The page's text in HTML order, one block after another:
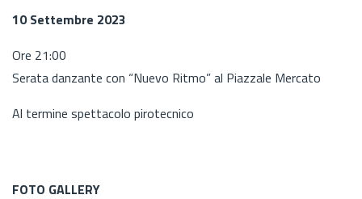
10 Settembre 2023
Ore 21:00
Serata danzante con “Nuevo Ritmo” al Piazzale Mercato
Al termine spettacolo pirotecnico
FOTO GALLERY